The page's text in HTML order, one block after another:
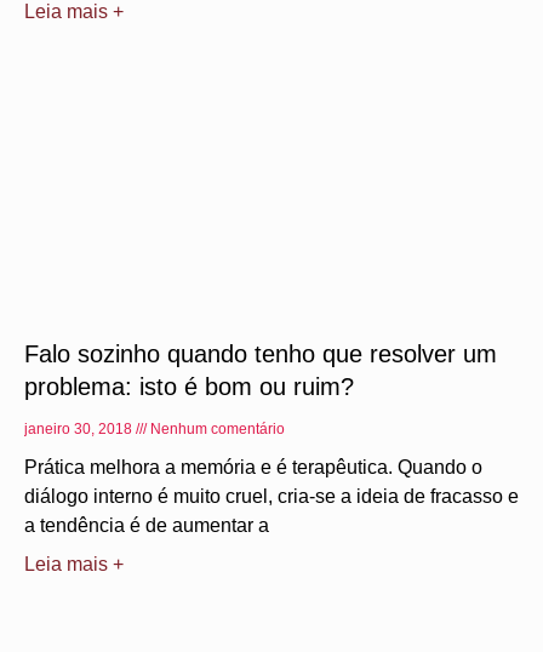
Leia mais +
Falo sozinho quando tenho que resolver um
problema: isto é bom ou ruim?
janeiro 30, 2018 Nenhum comentário
Prática melhora a memória e é terapêutica. Quando o
diálogo interno é muito cruel, cria-se a ideia de fracasso e
a tendência é de aumentar a
Leia mais +